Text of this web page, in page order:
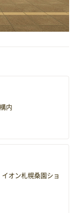
内
オン札幌桑園ショ